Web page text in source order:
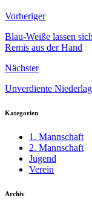
Vorheriger
Blau-Weiße lassen
Remis aus der Hand
Nächster
Unverdiente
Kategorien
1. Mannschaft
2. Mannschaft
Jugend
Verein
Archiv